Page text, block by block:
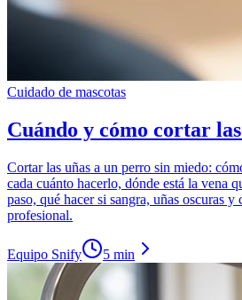
Cuidado de mascotas
Cuándo y cómo cortar
Cortar las uñas a un perro sin miedo:
cada cuánto hacerlo, dónde está la vena
paso, qué hacer si sangra, uñas oscuras y
profesional.
Equipo Snify 5 min